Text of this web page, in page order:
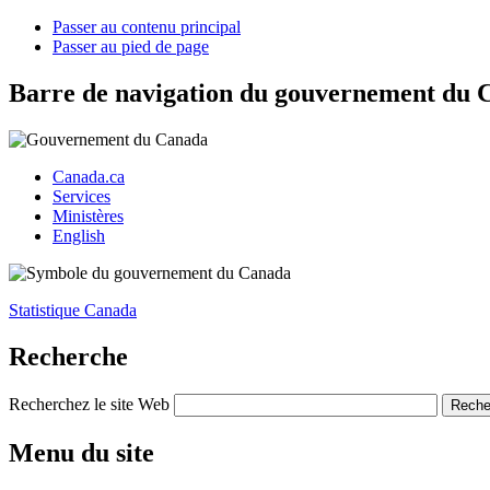
Passer au contenu principal
Passer au pied de page
Barre de navigation du gouvernement du
Canada.ca
Services
Ministères
English
Statistique Canada
Recherche
Recherchez le site Web
Menu du site